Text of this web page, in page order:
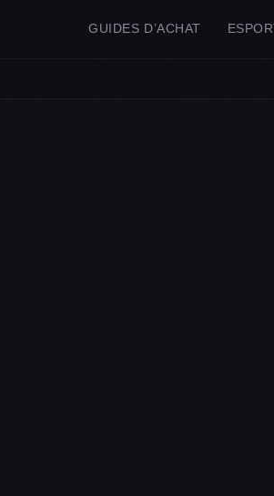
GUIDES D’ACHAT